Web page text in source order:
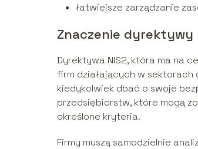
łatwiejsze zarządzanie
Znaczenie dyrektywy
Dyrektywa NIS2, która ma na
firm działających w sektorach
kiedykolwiek dbać o swoje
przedsiębiorstw, które mogą
określone kryteria.
Firmy muszą samodzielnie